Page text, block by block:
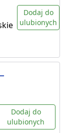
Dodaj do
ulubionych
Dodaj do
ulubionych